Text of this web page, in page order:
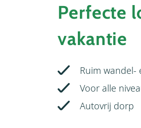
Perfecte
vakantie
Ruim
Voor alle
Autovrij dorp